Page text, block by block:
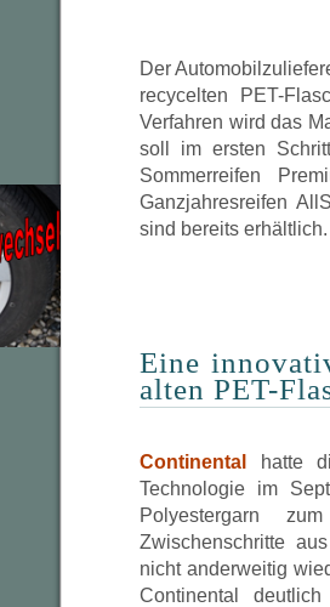
Der
recycelten PET-
Verfahren wird das
soll im ersten
Sommerreifen
Ganzjahresreifen
sind bereits erhältlich.
Eine
alten PET-
Continental
hatte
Technologie im
Polyestergarn
Zwischenschritte
nicht anderweitig
Continental